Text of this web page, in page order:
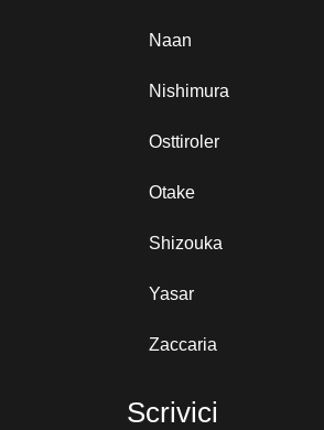
Naan
Nishimura
Osttiroler
Otake
Shizouka
Yasar
Zaccaria
Scrivici